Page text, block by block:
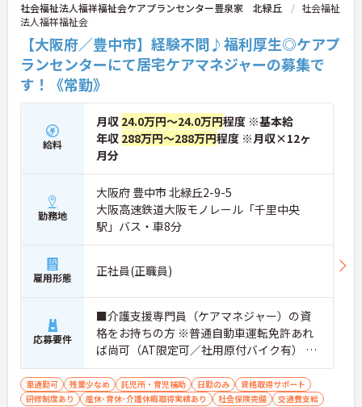
社会福祉法人福祥福祉会ケアプランセンター豊泉家 北緑丘
社会福祉
法人福祥福祉会
【大阪府／豊中市】経験不問♪福利厚生◎ケアプ
ランセンターにて居宅ケアマネジャーの募集で
す！《常勤》
給料
月収 24.0万円～24.0万円程度 ※基本給
年収 288万円～288万円程度 ※月収×12ヶ
月分
勤務地
大阪府 豊中市 北緑丘2-9-5
大阪高速鉄道大阪モノレール「千里中央
駅」バス・車8分
雇用形態 正社員(正職員)
応募要件
■介護支援専門員（ケアマネジャー）の資
格をお持ちの方 ※普通自動車運転免許あれ
ば尚可（AT限定可／社用原付バイク有） ※
経験不問
車通勤可 残業少なめ 託児所・育児補助 日勤のみ
資格取得サポート
研修制度あり
産休･育休･介護休暇取得実績あり 社会保険完備 交通費支給